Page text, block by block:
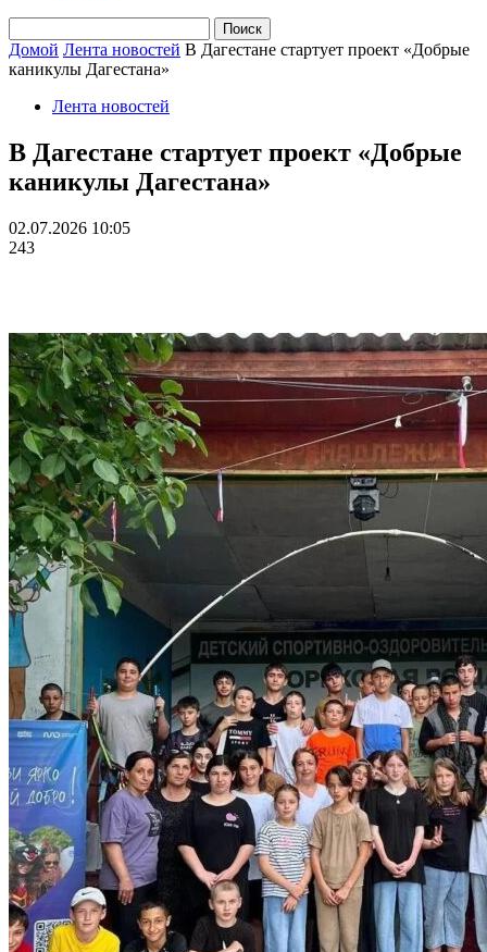
Домой Лента новостей В Дагестане стартует проект «Добрые
каникулы Дагестана»
Лента новостей
В Дагестане стартует проект «Добрые
каникулы Дагестана»
02.07.2026 10:05
243